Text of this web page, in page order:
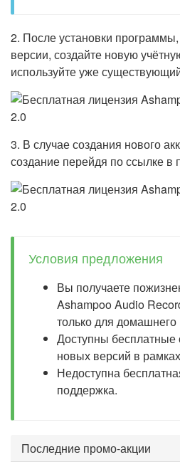
2. После установки
версии, создайте новую
используйте уже
3. В случае создания нового
создание перейдя по ссылке в
Условия предложения
Вы получаете
Ashampoo Audio
только для домашнего
Доступны бесплатные
новых версий в
Недоступна
поддержка.
Последние промо-акции